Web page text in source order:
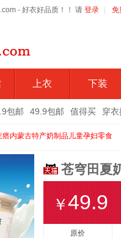
- 好衣好品质！！ 请 登录 免
上衣 下装
包邮 49.9包邮 值得买 穿
内蒙古特产奶制品儿童孕妇零食
苍穹田夏
￥49.9
原价